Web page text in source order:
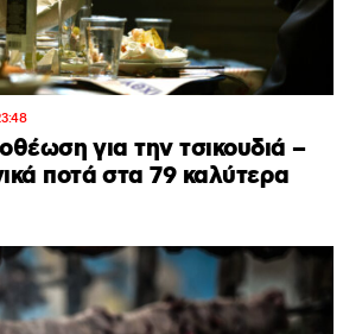
για την τσικουδιά –
ποτά στα 79 καλύτερα